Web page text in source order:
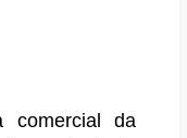
comercial da